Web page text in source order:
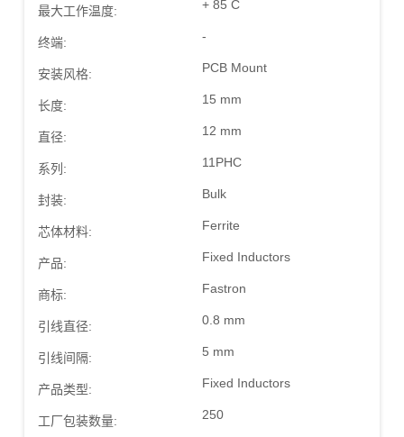
最大工作温度: + 85 C
终端: -
安装风格: PCB Mount
长度: 15 mm
直径: 12 mm
系列: 11PHC
封装: Bulk
芯体材料: Ferrite
产品: Fixed Inductors
商标: Fastron
引线直径: 0.8 mm
引线间隔: 5 mm
产品类型: Fixed Inductors
工厂包装数量: 250